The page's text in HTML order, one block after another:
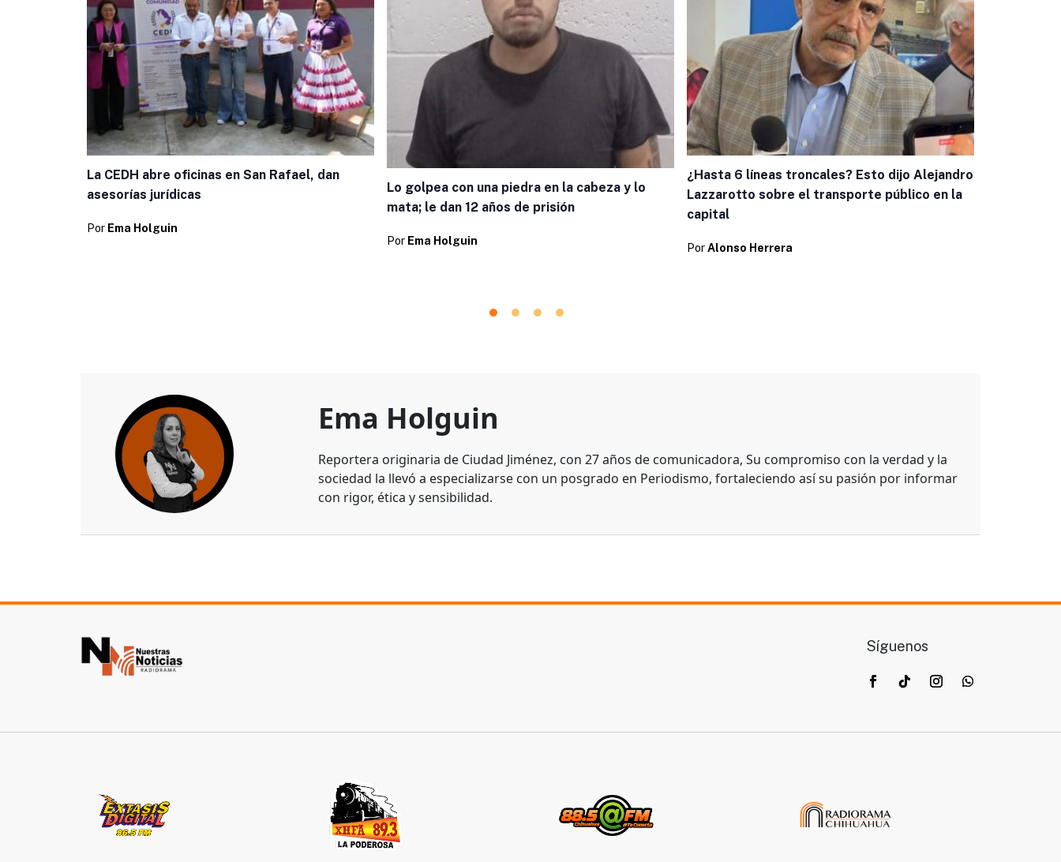
La CEDH abre oficinas en San Rafael, dan
asesorías jurídicas
Por Ema Holguin
Lo golpea con una piedra en la cabeza y lo
mata; le dan 12 años de prisión
Por Ema Holguin
¿Hasta 6 líneas troncales? Esto dijo Alejandro
Lazzarotto sobre el transporte público en la
capital
PorAlonso Herrera
Ema Holguin
Reportera originaria de Ciudad Jiménez, con 27 años de comunicadora, Su compromiso con la verdad y la
sociedad la llevó a especializarse con un posgrado en Periodismo, fortaleciendo así su pasión por informar
con rigor, ética y sensibilidad.
Síguenos